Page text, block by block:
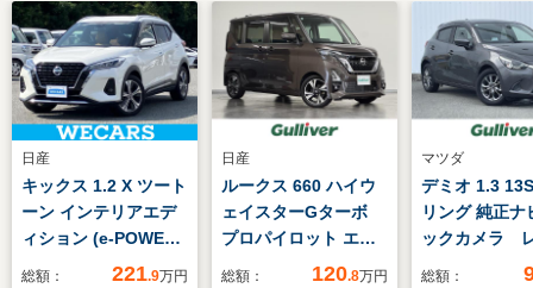
日産
キックス 1.2 X ツート
ーン インテリアエデ
ィション (e-POWER)
新品タイヤ/純正 9イ
総額： 221.9万円
日産
ルークス 660 ハイウ
ェイスターGターボ
プロパイロット エデ
ィション ハンズフリ
総額： 120.8万円
マツダ
デミオ 1.3
リング 純正
ックカメラ
クルーズコン
総額：